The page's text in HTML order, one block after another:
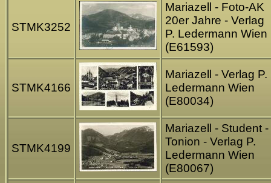
STMK3252
Mariazell - Foto-AK
20er Jahre - Verlag
P. Ledermann Wien
(E61593)
STMK4166
Mariazell - Verlag P.
Ledermann Wien
(E80034)
STMK4199
Mariazell - Student -
Tonion - Verlag P.
Ledermann Wien
(E80067)